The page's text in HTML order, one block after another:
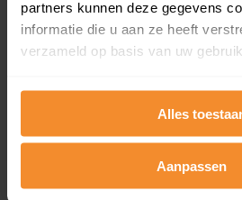
partners kunnen deze gegevens
informatie die u aan ze heeft
verzameld op basis van uw
Alles
Aanpassen
25%
aandeel van totale